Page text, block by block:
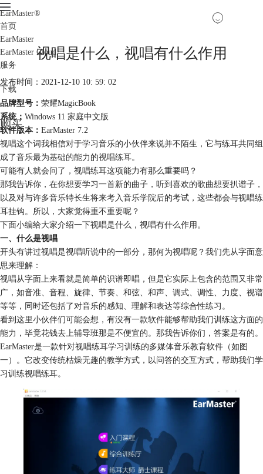
EarMaster®
首页
EarMaster
EarMaster Cloud
服务
下载
购买
视唱是什么，视唱有什么作用
发布时间：2021-12-10 10: 59: 02
品牌型号： 荣耀MagicBook
系统： Windows 11 家庭中文版
软件版本： EarMaster 7.2
视唱这个词我相信对于学习音乐的小伙伴来说并不陌生，它与练耳共同组
成了音乐最为基础的能力的视唱练耳。
可能有人就会问了，视唱练耳这项能力有那么重要吗？
那我告诉你，在你想要学习一首新的曲子，听到喜欢的歌曲想要扒谱子，
以及对与许多音乐特长生将来考入音乐学院后的考试，这些都会与视唱练
耳挂钩。所以，大家觉得重不重要呢？
下面小编给大家介绍一下视唱是什么，视唱有什么作用。
一、什么是视唱
开头有讲过视唱是视唱听说中的一部分，那何为视唱呢？我们先从字面意
思来理解：
视唱从字面上来看就是简单的识谱即唱，但是它实际上包含的范围又非常
广，如音准、音程、旋律、节奏、和弦、和声、调式、调性、力度、视谱
等等，同时还包括了对音乐的感知、理解和表达等综合性练习。
看到这里小伙伴们可能会想，有没有一款软件能够帮助我们训练这方面的
能力，毕竟花钱去上辅导班那是不便宜的。那我告诉你们，答案是有的。
EarMaster是一款针对视唱练耳学习训练的多媒体音乐教育软件（如图
一）。它改变传统枯燥无趣的教学方式，以问答的交互方式，帮助我们学
习训练视唱练耳。